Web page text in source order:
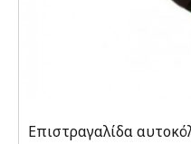
Επιστραγαλίδα